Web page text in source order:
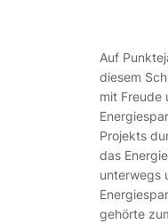
Auf
diesem
mit Freude
Projekts
das
unterwegs
gehörte